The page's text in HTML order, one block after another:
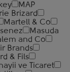
MAP
Brizard
Martell & Co
Masuda
and Co
Brands
& Fils
ve Ticaret